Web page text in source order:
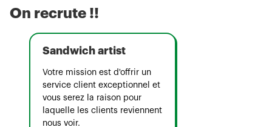
On recrute !!
Sandwich artist
Votre mission est d'offrir un
service client exceptionnel et
vous serez la raison pour
laquelle les clients reviennent
nous voir.